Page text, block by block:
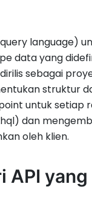
language)
data yang
sebagai
struktur
untuk
dan
oleh klien.
API